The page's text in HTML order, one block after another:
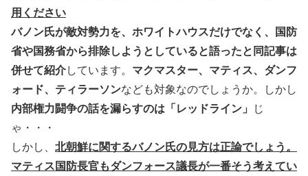
用ください
バノン氏が敵対勢力を、ホワイトハウスだけでなく、国防
省や国務省から排除しようとしていると語ったと同記事は
併せて紹介しています。 マクマスター、マティス、ダンフ
ォード、ティラーソンなども対象なのでしょうか。しかし
内部権力闘争の話を漏らすのは「レッドライン」
じ
ゃ・・・
しかし、 北朝鮮に関するバノン氏の見方は正論でしょう。
マティス国防長官もダンフォース議長が一番そう考えてい